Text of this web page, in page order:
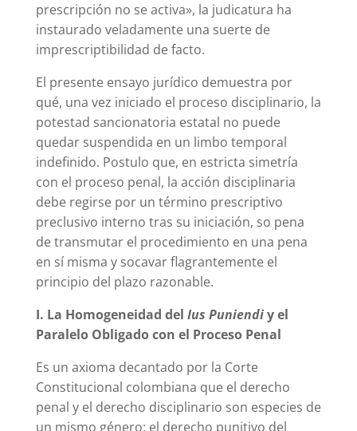
prescripción no se activa», la judicatura ha
instaurado veladamente una suerte de
imprescriptibilidad de facto.
El presente ensayo jurídico demuestra por
qué, una vez iniciado el proceso disciplinario, la
potestad sancionatoria estatal no puede
quedar suspendida en un limbo temporal
indefinido. Postulo que, en estricta simetría
con el proceso penal, la acción disciplinaria
debe regirse por un término prescriptivo
preclusivo interno tras su iniciación, so pena
de transmutar el procedimiento en una pena
en sí misma y socavar flagrantemente el
principio del plazo razonable.
I. La Homogeneidad del Ius Puniendiy el
Paralelo Obligado con el Proceso Penal
Es un axioma decantado por la Corte
Constitucional colombiana que el derecho
penal y el derecho disciplinario son especies de
un mismo género: el derecho punitivo del